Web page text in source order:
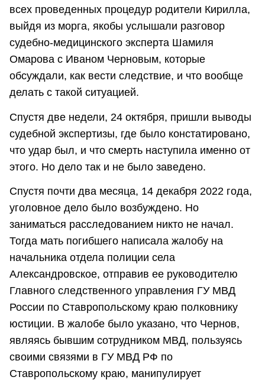
всех проведенных процедур родители Кирилла,
выйдя из морга, якобы услышали разговор
судебно-медицинского эксперта Шамиля
Омарова с Иваном Черновым, которые
обсуждали, как вести следствие, и что вообще
делать с такой ситуацией.
Спустя две недели, 24 октября, пришли выводы
судебной экспертизы, где было констатировано,
что удар был, и что смерть наступила именно от
этого. Но дело так и не было заведено.
Спустя почти два месяца, 14 декабря 2022 года,
уголовное дело было возбуждено. Но
заниматься расследованием никто не начал.
Тогда мать погибшего написала жалобу на
начальника отдела полиции села
Александровское, отправив ее руководителю
Главного следственного управления ГУ МВД
России по Ставропольскому краю полковнику
юстиции. В жалобе было указано, что Чернов,
являясь бывшим сотрудником МВД, пользуясь
своими связями в ГУ МВД РФ по
Ставропольскому краю, манипулирует